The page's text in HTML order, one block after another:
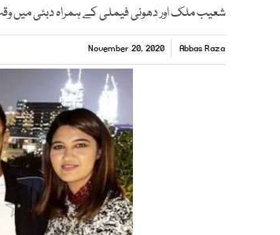
شعیب ملک اور دھونی فیملی کے ہمراہ دبئی میں
Abbas Raza
November 20, 2020